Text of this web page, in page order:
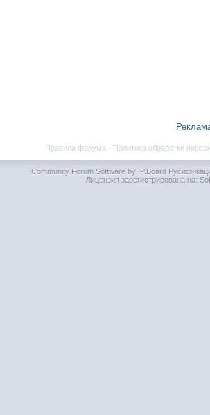
Политика обработки
Правила форума ·
Community Forum Software by IP.Board
Лицензия зарегистрирована на: